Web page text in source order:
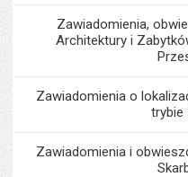
Zawiadomienia,
Architektury i
Zawiadomienia o
trybie
Zawiadomienia i